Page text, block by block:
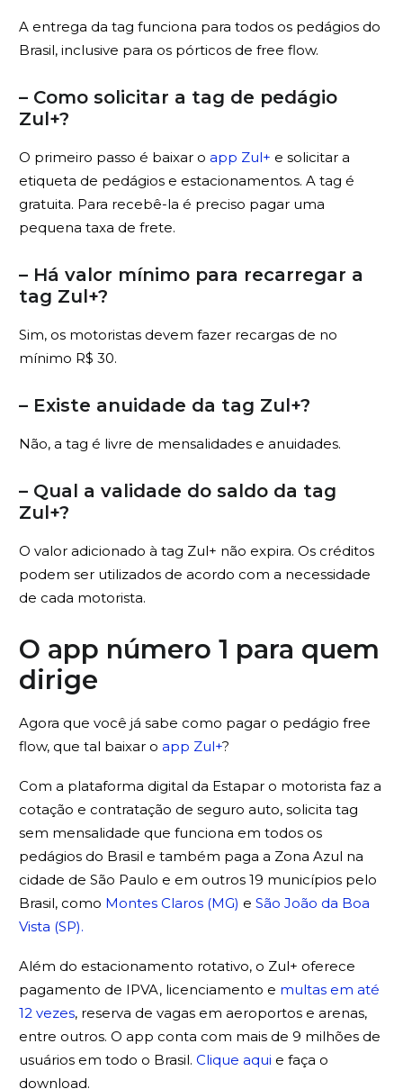
A entrega da tag funciona para todos os pedágios do
Brasil, inclusive para os pórticos de free flow.
– Como solicitar a tag de pedágio
Zul+?
O primeiro passo é baixar o app Zul+ e solicitar a
etiqueta de pedágios e estacionamentos. A tag é
gratuita. Para recebê-la é preciso pagar uma
pequena taxa de frete.
– Há valor mínimo para recarregar a
tag Zul+?
Sim, os motoristas devem fazer recargas de no
mínimo R$ 30.
– Existe anuidade da tag Zul+?
Não, a tag é livre de mensalidades e anuidades.
– Qual a validade do saldo da tag
Zul+?
O valor adicionado à tag Zul+ não expira. Os créditos
podem ser utilizados de acordo com a necessidade
de cada motorista.
O app número 1 para quem
dirige
Agora que você já sabe como pagar o pedágio free
flow, que tal baixar o app Zul+?
Com a plataforma digital da Estapar o motorista faz a
cotação e contratação de seguro auto, solicita tag
sem mensalidade que funciona em todos os
pedágios do Brasil e também paga a Zona Azul na
cidade de São Paulo e em outros 19 municípios pelo
Brasil, como Montes Claros (MG) e São João da Boa
Vista (SP).
Além do estacionamento rotativo, o Zul+ oferece
pagamento de IPVA, licenciamento e multas em até
12 vezes, reserva de vagas em aeroportos e arenas,
entre outros. O app conta com mais de 9 milhões de
usuários em todo o Brasil. Clique aqui e faça o
download.